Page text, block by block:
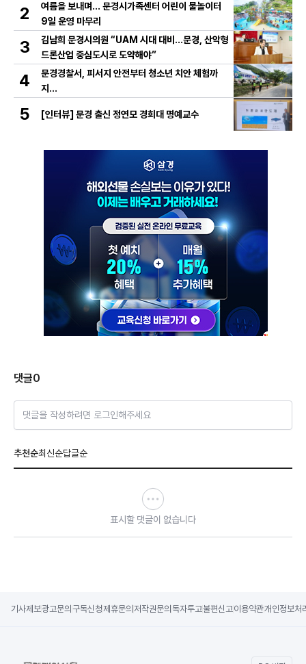
2
여름을 보내며… 문경시가족센터 어린이 물놀이터
9일 운영 마무리
3
김남희 문경시의원 “UAM 시대 대비…문경, 산악형
드론산업 중심도시로 도약해야”
4
문경경찰서, 피서지 안전부터 청소년 치안 체험까
지…
5 [인터뷰] 문경 출신 정연모 경희대 명예교수
댓글0
댓글을 작성하려면 로그인해주세요
추천순최신순답글순
표시할 댓글이 없습니다
기사제보광고문의 구독신청제휴문의 저작권문의 독자투고불편신고이용약관개인정보처